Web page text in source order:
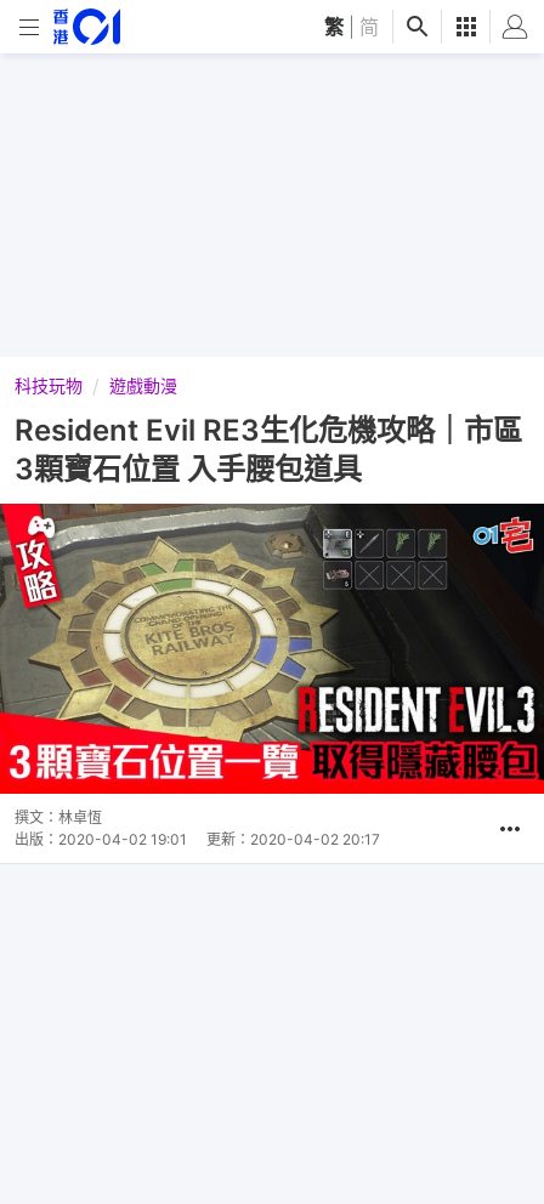
繁 简
科技玩物 遊戲動漫
Resident Evil RE3生化危機攻略｜市區
3顆寶石位置 入手腰包道具
撰文： 林卓恆
出版： 2020-04-02 19:01 更新： 2020-04-02 20:17